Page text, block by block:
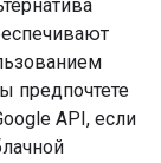
предпочтете
API, если